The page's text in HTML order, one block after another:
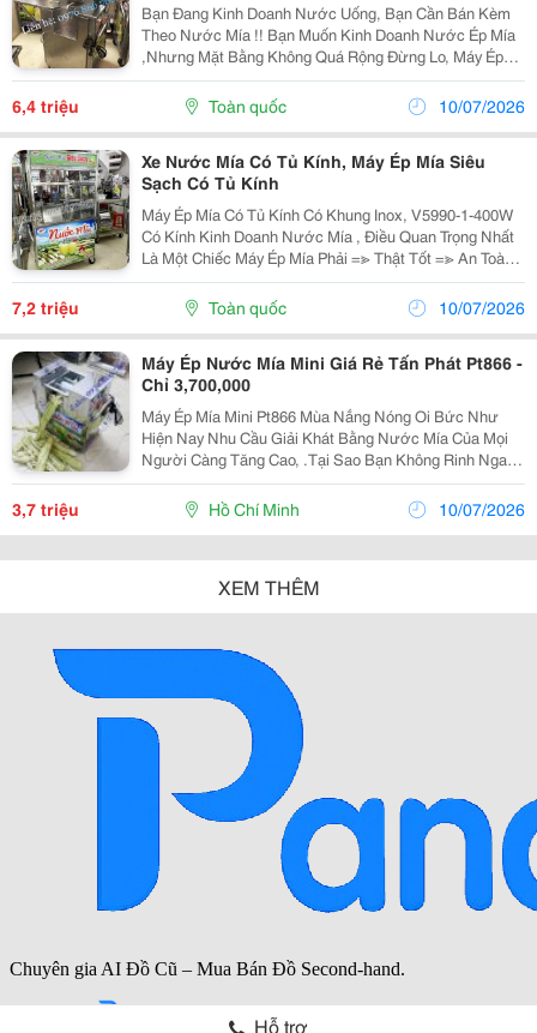
Bạn Đang Kinh Doanh Nước Uống, Bạn Cần Bán Kèm
Theo Nước Mía !! Bạn Muốn Kinh Doanh Nước Ép Mía
,Nhưng Mặt Bằng Không Quá Rộng Đừng Lo, Máy Ép
Mía Pt50 Là Dạng Đầu Ép Mía Liền Thùng Xe Nhưng Với
Kích Thước Nhỏ Hơn, Vẫn Đảm Bảo Sự Tiện Lợi Khi...
6,4 triệu Toàn quốc 10/07/2026
Xe Nước Mía Có Tủ Kính, Máy Ép Mía Siêu
Sạch Có Tủ Kính
Máy Ép Mía Có Tủ Kính Có Khung Inox, V5990-1-400W
Có Kính Kinh Doanh Nước Mía , Điều Quan Trọng Nhất
Là Một Chiếc Máy Ép Mía Phải =≫ Thật Tốt =≫ An Toàn
=≫ Hiện Đại =≫ Phù Hợp Quy Mô Đã Đủ Giúp Bạn Thu
7,2 triệu Toàn quốc 10/07/2026
Máy Ép Nước Mía Mini Giá Rẻ Tấn Phát Pt866 -
Chỉ 3,700,000
Máy Ép Mía Mini Pt866 Mùa Nắng Nóng Oi Bức Như
Hiện Nay Nhu Cầu Giải Khát Bằng Nước Mía Của Mọi
Người Càng Tăng Cao, .Tại Sao Bạn Không Rinh Ngay
1 Mua Máy Ép Nước Mía Siêu Sạch Giá Rẻ Để Kinh
Doanh Nước Mía ? ​ Do Đó Tấn Phát Đã Cho Ra Đời...
3,7 triệu Hồ Chí Minh 10/07/2026
XEM THÊM
Hỗ trợ